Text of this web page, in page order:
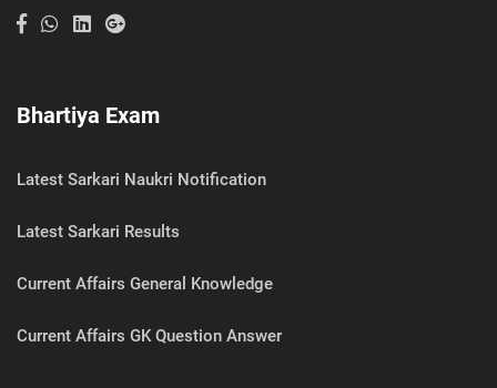
Bhartiya Exam
Latest Sarkari Naukri Notification
Latest Sarkari Results
Current Affairs General Knowledge
Current Affairs GK Question Answer